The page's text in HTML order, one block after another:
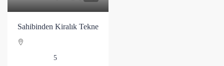
Sahibinden Kiralık Tekne
5